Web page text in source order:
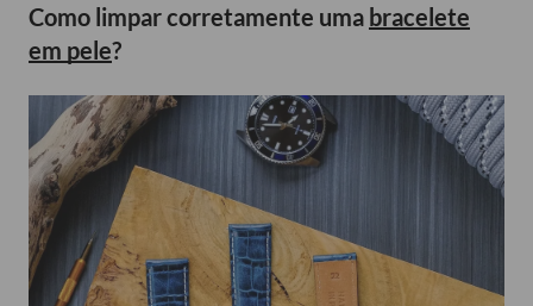
Como limpar corretamente uma bracelete
em pele?